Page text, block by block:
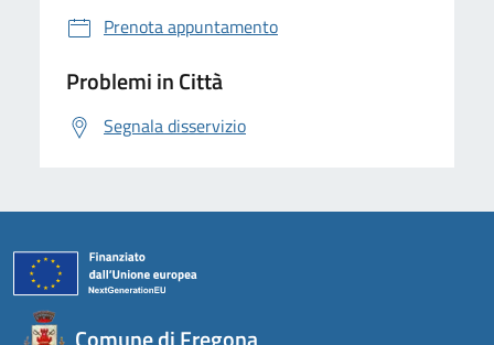
Prenota appuntamento
Problemi in Città
Segnala disservizio